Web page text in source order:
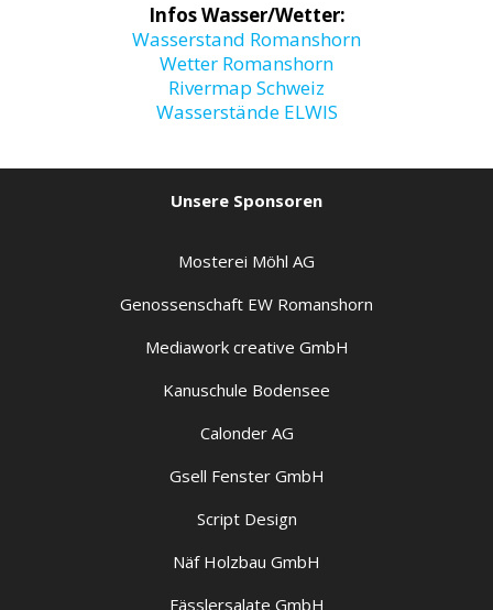
Infos Wasser/Wetter:
Wasserstand Romanshorn
Wetter Romanshorn
Rivermap Schweiz
Wasserstände ELWIS
Unsere Sponsoren
Mosterei Möhl AG
Genossenschaft EW Romanshorn
Mediawork creative GmbH
Kanuschule Bodensee
Calonder AG
Gsell Fenster GmbH
Script Design
Näf Holzbau GmbH
Fässlersalate GmbH